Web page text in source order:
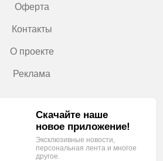
Оферта
Контакты
О проекте
Реклама
Скачайте наше
новое приложение!
Эксклюзивные новости,
персональная лента и многое
другое.